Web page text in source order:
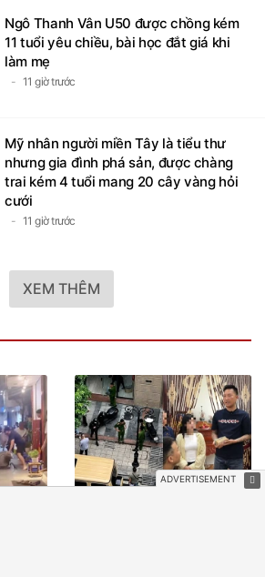
Ngô Thanh Vân U50 được chồng kém
11 tuổi yêu chiều, bài học đắt giá khi
làm mẹ
11 giờ trước
Mỹ nhân người miền Tây là tiểu thư
nhưng gia đình phá sản, được chàng
trai kém 4 tuổi mang 20 cây vàng hỏi
cưới
11 giờ trước
XEM THÊM